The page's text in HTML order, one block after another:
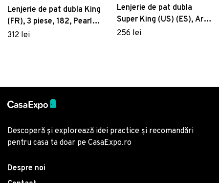
Lenjerie de pat dubla King
(FR), 3 piese, 182, Pearl
Home, Poliester Satinat
312 lei
Lenjerie de pat dubla
Super King (US) (ES), Arta
- Green, Mijolnir, Bumbac
256 lei
Descoperă și explorează idei practice și recomandări
pentru casa ta doar pe CasaExpo.ro
Despre noi